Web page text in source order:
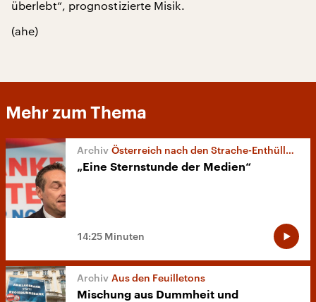
überlebt“, prognostizierte Misik.
(ahe)
Mehr zum Thema
Österreich nach den Strache-Enthüllungen
„Eine Sternstunde der Medien“
14:25 Minuten
Aus den Feuilletons
Mischung aus Dummheit und